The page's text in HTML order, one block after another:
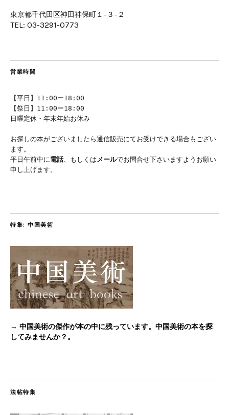
東京都千代田区神田神保町１−３−２
TEL: 03-3291-0773
営業時間
【平日】11:00ー18:00
【祭日】11:00ー18:00
日曜定休・年末年始お休み
お探しの本がございましたら通信販売にてお受けできる場合もござい
ます。
平日午前中に電話、もしくはメールでお問合せ下さいますようお願い
申し上げます。
特集: 中国美術
→ 中国美術の傑作が本の中に残っています。中国美術の本を探
してみませんか？。
法帖特集